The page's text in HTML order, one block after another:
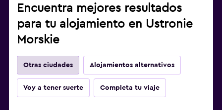
Encuentra mejores resultados
para tu alojamiento en Ustronie
Morskie
Otras ciudades Alojamientos alternativos
Voy a tener suerte Completa tu viaje